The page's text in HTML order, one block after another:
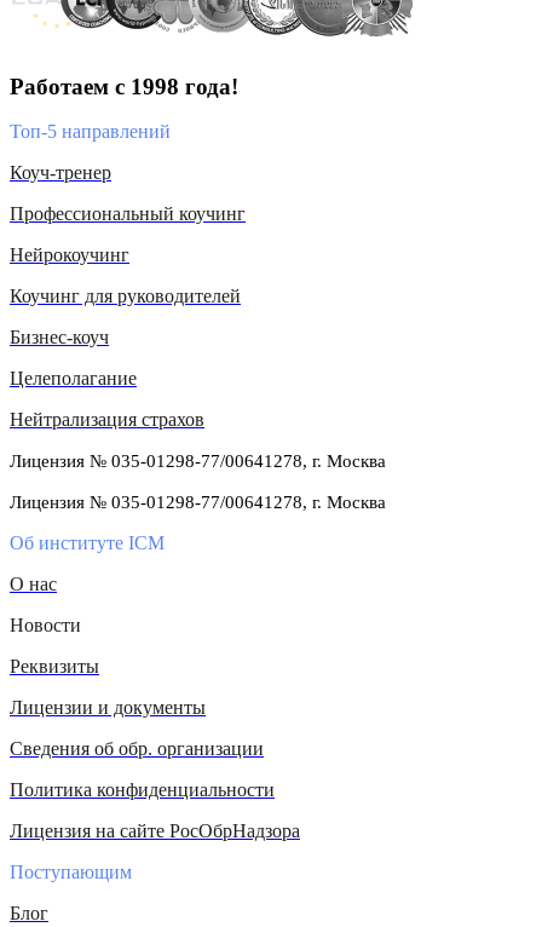
Работаем с 1998 года!
Топ-5 направлений
Коуч-тренер
Профессиональный коучинг
Нейрокоучинг
Коучинг для руководителей
Бизнес-коуч
Целеполагание
Нейтрализация страхов
Лицензия № 035-01298-77/00641278, г. Москва
Лицензия № 035-01298-77/00641278, г. Москва
Об институте ICM
О нас
Новости
Реквизиты
Лицензии и документы
Сведения об обр. организации
Политика конфиденциальности
Лицензия на сайте РосОбрНадзора
Поступающим
Блог